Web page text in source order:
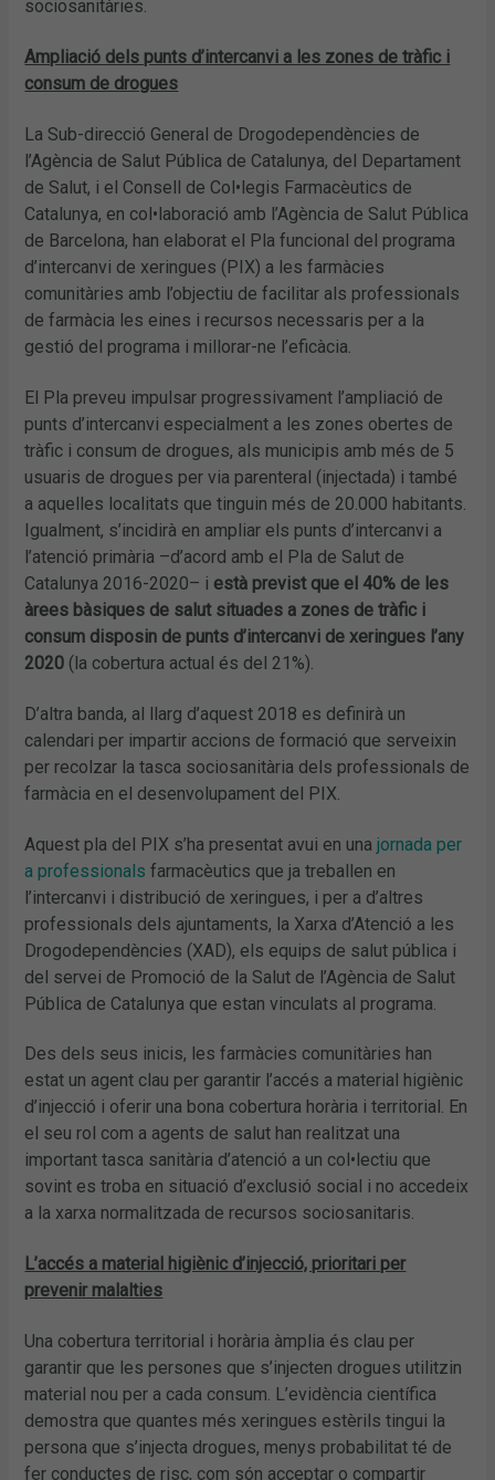
sociosanitàries.
Ampliació dels punts d’intercanvi a les zones de tràfic i
consum de drogues
La Sub-direcció General de Drogodependències de
l’Agència de Salut Pública de Catalunya, del Departament
de Salut, i el Consell de Col•legis Farmacèutics de
Catalunya, en col•laboració amb l’Agència de Salut Pública
de Barcelona, han elaborat el Pla funcional del programa
d’intercanvi de xeringues (PIX) a les farmàcies
comunitàries amb l’objectiu de facilitar als professionals
de farmàcia les eines i recursos necessaris per a la
gestió del programa i millorar-ne l’eficàcia.
El Pla preveu impulsar progressivament l’ampliació de
punts d’intercanvi especialment a les zones obertes de
tràfic i consum de drogues, als municipis amb més de 5
usuaris de drogues per via parenteral (injectada) i també
a aquelles localitats que tinguin més de 20.000 habitants.
Igualment, s’incidirà en ampliar els punts d’intercanvi a
l’atenció primària –d’acord amb el Pla de Salut de
Catalunya 2016-2020– i està previst que el 40% de les
àrees bàsiques de salut situades a zones de tràfic i
consum disposin de punts d’intercanvi de xeringues l’any
2020 (la cobertura actual és del 21%).
D’altra banda, al llarg d’aquest 2018 es definirà un
calendari per impartir accions de formació que serveixin
per recolzar la tasca sociosanitària dels professionals de
farmàcia en el desenvolupament del PIX.
Aquest pla del PIX s’ha presentat avui en una jornada per
a professionals farmacèutics que ja treballen en
l’intercanvi i distribució de xeringues, i per a d’altres
professionals dels ajuntaments, la Xarxa d’Atenció a les
Drogodependències (XAD), els equips de salut pública i
del servei de Promoció de la Salut de l’Agència de Salut
Pública de Catalunya que estan vinculats al programa.
Des dels seus inicis, les farmàcies comunitàries han
estat un agent clau per garantir l’accés a material higiènic
d’injecció i oferir una bona cobertura horària i territorial. En
el seu rol com a agents de salut han realitzat una
important tasca sanitària d’atenció a un col•lectiu que
sovint es troba en situació d’exclusió social i no accedeix
a la xarxa normalitzada de recursos sociosanitaris.
L’accés a material higiènic d’injecció, prioritari per
prevenir malalties
Una cobertura territorial i horària àmplia és clau per
garantir que les persones que s’injecten drogues utilitzin
material nou per a cada consum. L’evidència científica
demostra que quantes més xeringues estèrils tingui la
persona que s’injecta drogues, menys probabilitat té de
fer conductes de risc, com són acceptar o compartir